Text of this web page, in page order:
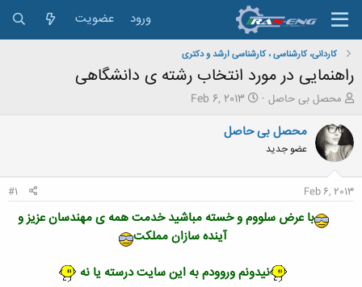
ورود عضویت
کاردانی، کارشناسی ، کارشناسی ارشد و دکتری
راهنمایی در مورد انتخاب رشته ی دانشگاهی
ش
و
ع
ک
محصل بی حاصل
ت
ر
ع
Feb 6, 2013
محصل بی حاصل
عضو جدید
Feb 6, 2013
#1
با عرض سلووم و خسته مباشید خدمت همه ی مهندسان عزیز و
آینده سازان مملکت
نیدونم وروودم به این سایت درسته یا نه